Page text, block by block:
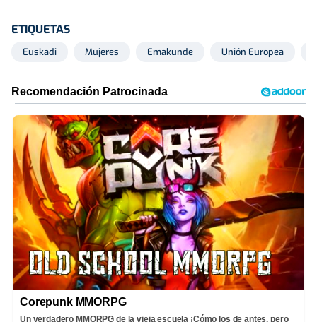
ETIQUETAS
Euskadi Mujeres Emakunde Unión Europea
Corepunk MMORPG
Un verdadero MMORPG de la vieja escuela ¡Cómo los de antes, pero